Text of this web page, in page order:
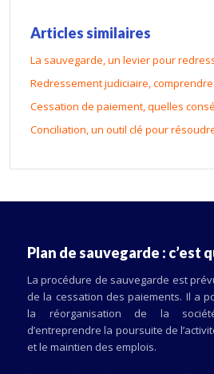
Articles similaires
La sauvegarde, un levier pour
Redressement judiciaire,
Cessation de paiement, quelles
Conciliation, un outil clé pour
Plan de sauvegarde : c’est
La procédure de sauvegarde est
de la cessation des paiements. Il a
la réorganisation de la
d’entreprendre la poursuite de
et le maintien des emplois.